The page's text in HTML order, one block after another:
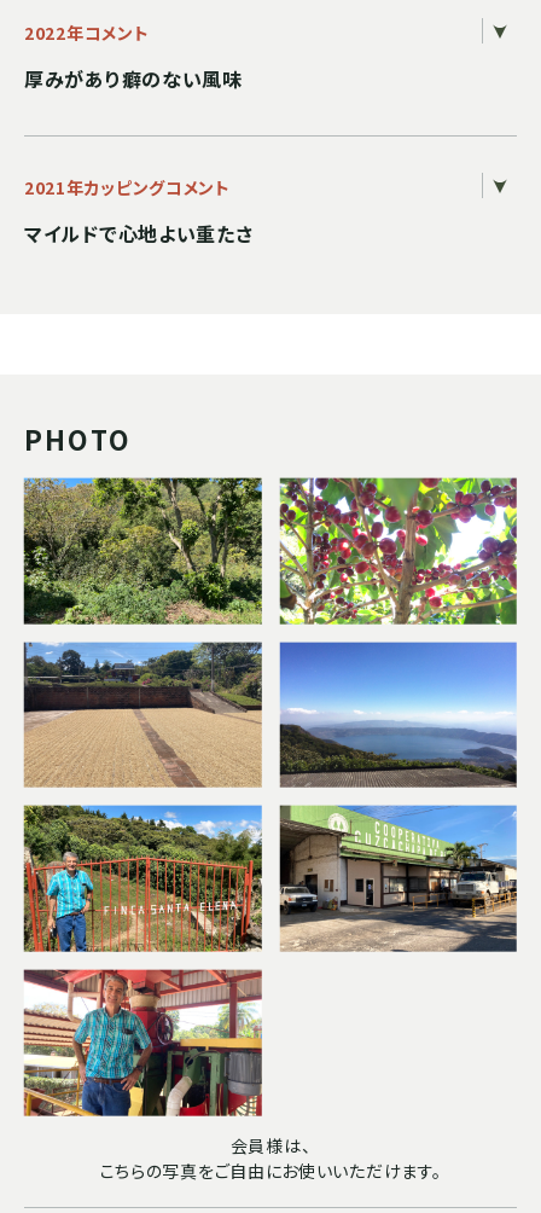
2022年コメント
厚みがあり癖のない風味
2021年カッピングコメント
マイルドで心地よい重たさ
PHOTO
会員様は、
こちらの写真をご自由にお使いいただけます。